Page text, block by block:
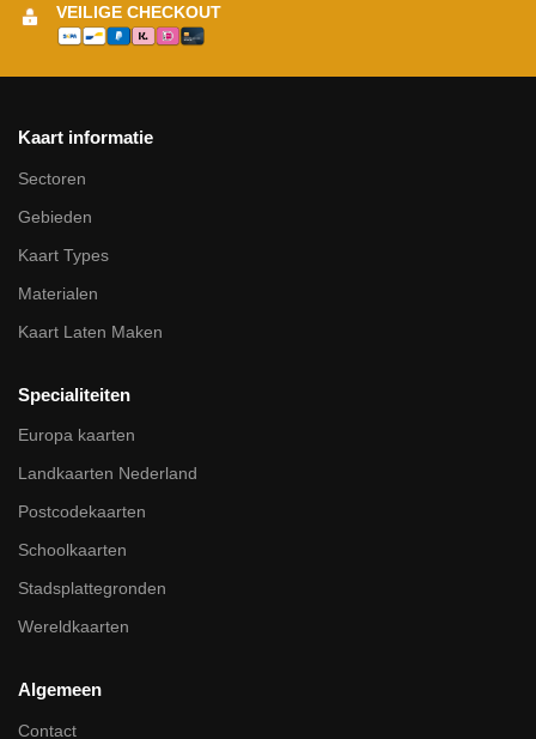
VEILIGE CHECKOUT
Kaart informatie
Sectoren
Gebieden
Kaart Types
Materialen
Kaart Laten Maken
Specialiteiten
Europa kaarten
Landkaarten Nederland
Postcodekaarten
Schoolkaarten
Stadsplattegronden
Wereldkaarten
Algemeen
Contact